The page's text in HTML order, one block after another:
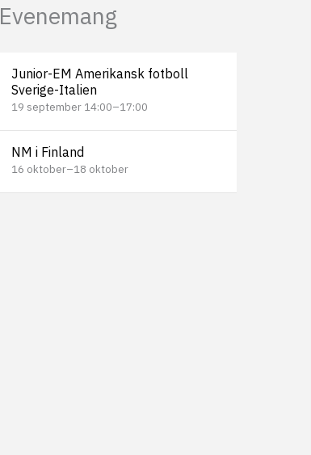
Evenemang
Junior-EM Amerikansk fotboll
Sverige-Italien
19 september 14:00–17:00
NM i Finland
16 oktober–18 oktober